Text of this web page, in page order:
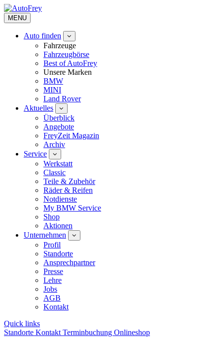
MENU
Auto finden
Fahrzeuge
Fahrzeugbörse
Best of AutoFrey
Unsere Marken
BMW
MINI
Land Rover
Aktuelles
Überblick
Angebote
FreyZeit Magazin
Archiv
Service
Werkstatt
Classic
Teile & Zubehör
Räder & Reifen
Notdienste
My BMW Service
Shop
Aktionen
Unternehmen
Profil
Standorte
Ansprechpartner
Presse
Lehre
Jobs
AGB
Kontakt
Quick links
Standorte Kontakt Terminbuchung Onlineshop